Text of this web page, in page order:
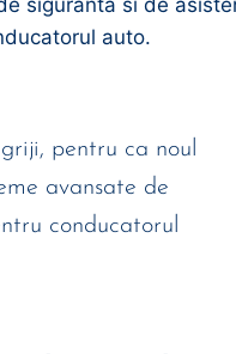
pentru ca noul
avansate de
conducatorul